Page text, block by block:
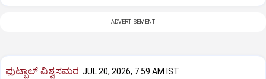
ADVERTISEMENT
ಫುಟ್ಬಾಲ್‌ ವಿಶ್ವಸಮರ JUL 20, 2026, 7:59 AM IST